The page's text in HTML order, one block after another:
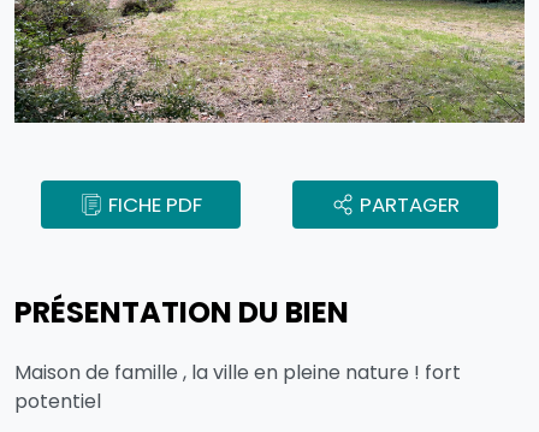
FICHE PDF PARTAGER
PRÉSENTATION DU BIEN
Maison de famille , la ville en pleine nature ! fort
potentiel